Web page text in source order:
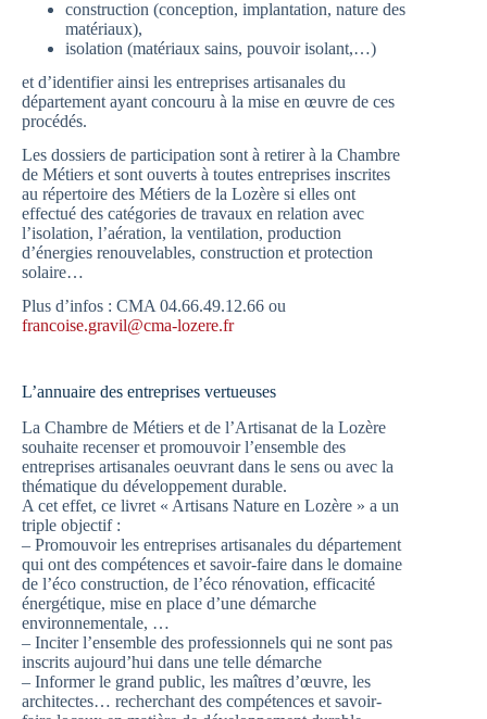
construction (conception, implantation, nature des
matériaux),
isolation (matériaux sains, pouvoir isolant,…)
et d’identifier ainsi les entreprises artisanales du
département ayant concouru à la mise en œuvre de ces
procédés.
Les dossiers de participation sont à retirer à la Chambre
de Métiers et sont ouverts à toutes entreprises inscrites
au répertoire des Métiers de la Lozère si elles ont
effectué des catégories de travaux en relation avec
l’isolation, l’aération, la ventilation, production
d’énergies renouvelables, construction et protection
solaire…
Plus d’infos : CMA 04.66.49.12.66 ou
francoise.gravil@cma-lozere.fr
L’annuaire des entreprises vertueuses
La Chambre de Métiers et de l’Artisanat de la Lozère
souhaite recenser et promouvoir l’ensemble des
entreprises artisanales oeuvrant dans le sens ou avec la
thématique du développement durable.
A cet effet, ce livret « Artisans Nature en Lozère » a un
triple objectif :
– Promouvoir les entreprises artisanales du département
qui ont des compétences et savoir-faire dans le domaine
de l’éco construction, de l’éco rénovation, efficacité
énergétique, mise en place d’une démarche
environnementale, …
– Inciter l’ensemble des professionnels qui ne sont pas
inscrits aujourd’hui dans une telle démarche
– Informer le grand public, les maîtres d’œuvre, les
architectes… recherchant des compétences et savoir-